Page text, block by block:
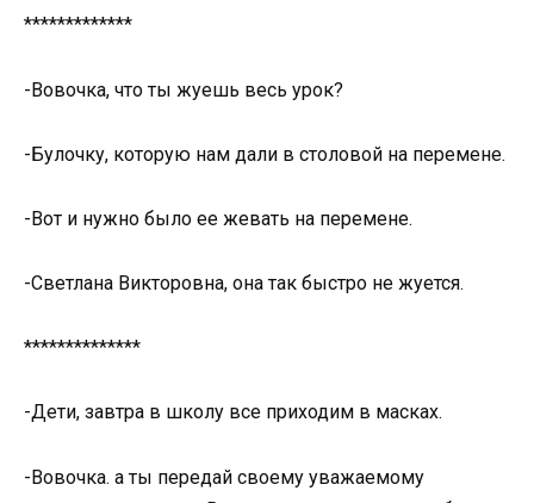
*************
-Вовочка, что ты жуешь весь урок?
-Булочку, которую нам дали в столовой на перемене.
-Вот и нужно было ее жевать на перемене.
-Светлана Викторовна, она так быстро не жуется.
**************
-Дети, завтра в школу все приходим в масках.
-Вовочка. а ты передай своему уважаемому